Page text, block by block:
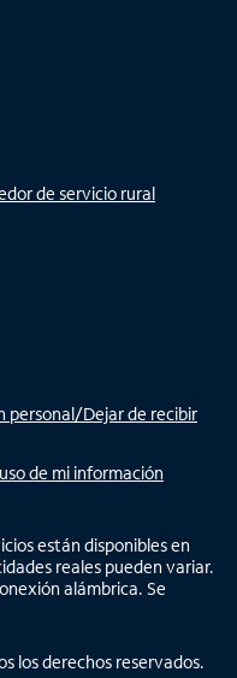
de servicio rural
personal/Dejar de recibir
de mi información
están disponibles en
reales pueden variar.
alámbrica. Se
los derechos reservados.